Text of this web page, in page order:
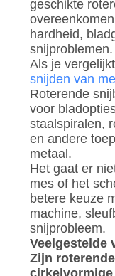
geschikte
hardheid,
snijproblemen.
Als je vergelijkt
snijden van
Roterende
voor
staalspiralen,
en andere
metaal.
Het gaat er
mes of het
betere keuze
machine,
snijprobleem.
Veelgestelde
Zijn